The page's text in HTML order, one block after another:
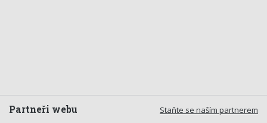
Staňte se naším partnerem
Partneři webu